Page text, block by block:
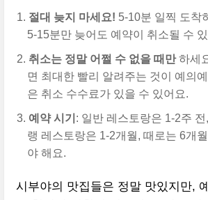
절대 늦지 마세요! 5-10분 일찍 도착
5-15분만 늦어도 예약이 취소될 수
취소는 정말 어쩔 수 없을 때만하세
면 최대한 빨리 알려주는 것이 예의
은 취소 수수료가 있을 수 있어요.
예약 시기 : 일반 레스토랑은 1-2주
랭 레스토랑은 1-2개월, 때로는 6개
야 해요.
시부야의 맛집들은 정말 맛있지만,